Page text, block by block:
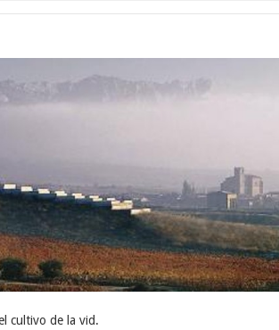
cultivo de la vid.